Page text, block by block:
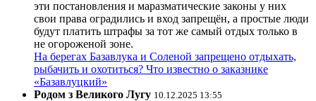
эти постановления и маразматические законы у них
свои права оградились и вход запрещён, а простые люди
будут платить штрафы за тот же самый отдых только в
не огороженой зоне.
На берегах Базавлука и Соленой запрещено отдыхать,
рыбачить и охотиться? Что известно о заказнике
«Базавлуцкий»
Родом з Великого Лугу 10.12.2025 13:55